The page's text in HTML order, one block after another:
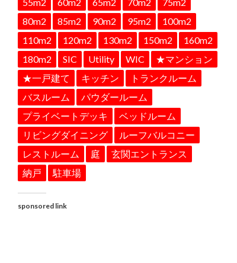
80m2
85m2 90m2 95m2
100m2
110m2
120m2 130m2 150m2
160m2
180m2
SIC Utility WIC
★マンション
★一戸建て
キッチン
トランクルーム
バスルーム
パウダールーム
プライベートデッキ
ベッドルーム
リビングダイニング
ルーフバルコニー
レストルーム
庭
玄関エントランス
納戸
駐車場
sponsored link